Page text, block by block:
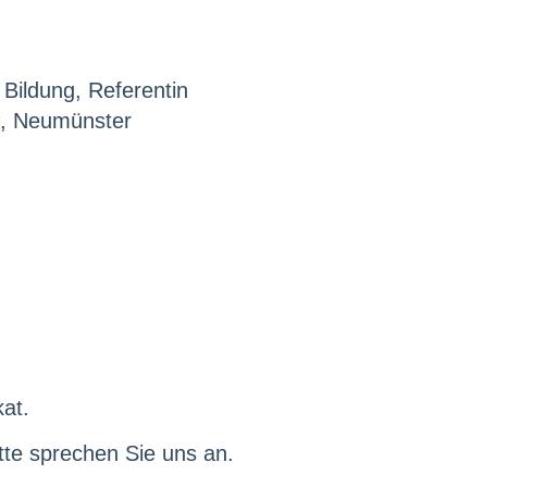
Referentin
Neumünster
sprechen Sie uns an.